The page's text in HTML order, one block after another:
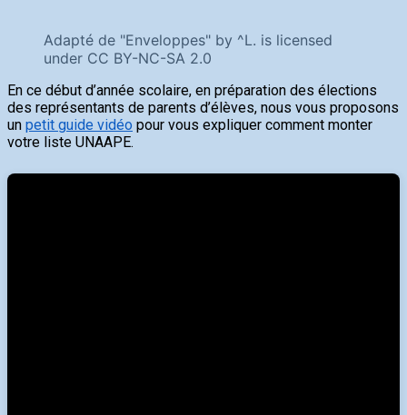
Adapté de "Enveloppes" by ^L. is licensed
under CC BY-NC-SA 2.0
En ce début d’année scolaire, en préparation des élections
des représentants de parents d’élèves, nous vous proposons
un petit guide vidéo pour vous expliquer comment monter
votre liste UNAAPE.